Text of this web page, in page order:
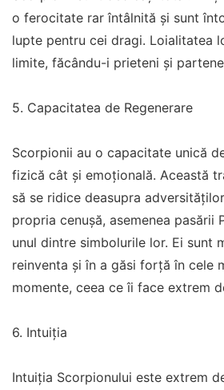
o ferocitate rar întâlnită și sunt
lupte pentru cei dragi. Loialitatea
limite, făcându-i prieteni și
5. Capacitatea de Regenerare
Scorpionii au o capacitate unică
fizică cât și emoțională. Această
să se ridice deasupra
propria cenușă, asemenea pasării
unul dintre simbolurile lor. Ei sunt
reinventa și în a găsi forță în cele
momente, ceea ce îi face extrem
6. Intuiția
Intuiția Scorpionului este extrem